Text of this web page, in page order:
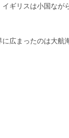
ギリスは小国なが
に広まったのは大